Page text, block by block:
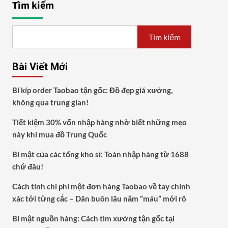
Tìm kiếm
Tìm kiếm
Bài Viết Mới
Bí kíp order Taobao tận gốc: Đồ đẹp giá xưởng,
không qua trung gian!
Tiết kiệm 30% vốn nhập hàng nhờ biết những mẹo
này khi mua đồ Trung Quốc
Bí mật của các tổng kho sỉ: Toàn nhập hàng từ 1688
chứ đâu!
Cách tính chi phí một đơn hàng Taobao về tay chính
xác tới từng cắc – Dân buôn lâu năm “máu” mới rõ
Bí mật nguồn hàng: Cách tìm xưởng tận gốc tại